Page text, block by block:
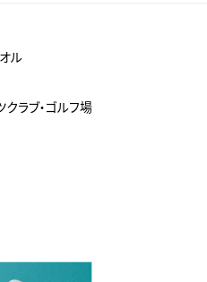
ル
ラブ・ゴルフ場